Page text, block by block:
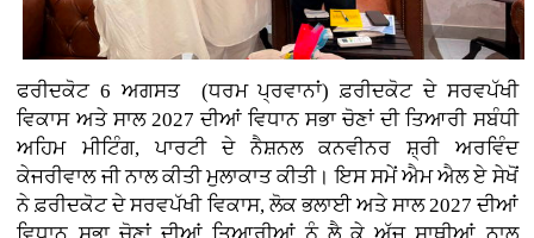
ਫਰੀਦਕੋਟ 6 ਅਗਸਤ (ਧਰਮ ਪ੍ਰਵਾਨਾਂ)ਫ਼ਰੀਦਕੋਟ ਦੇ ਸਰਵਪੱਖੀ
ਵਿਕਾਸ ਅਤੇ ਸਾਲ 2027 ਦੀਆਂ ਵਿਧਾਨ ਸਭਾ ਚੋਣਾਂ ਦੀ ਤਿਆਰੀ ਸਬੰਧੀ
ਅਹਿਮ ਮੀਟਿੰਗ, ਪਾਰਟੀ ਦੇ ਨੈਸ਼ਨਲ ਕਨਵੀਨਰ ਸ਼੍ਰੀ ਅਰਵਿੰਦ
ਕੇਜਰੀਵਾਲ ਜੀ ਨਾਲ ਕੀਤੀ ਮੁਲਾਕਾਤ ਕੀਤੀ। ਇਸ ਸਮੇਂ ਐਮ ਐਲ ਏ ਸੇਖੋਂ
ਨੇ ਫ਼ਰੀਦਕੋਟ ਦੇ ਸਰਵਪੱਖੀ ਵਿਕਾਸ, ਲੋਕ ਭਲਾਈ ਅਤੇ ਸਾਲ 2027 ਦੀਆਂ